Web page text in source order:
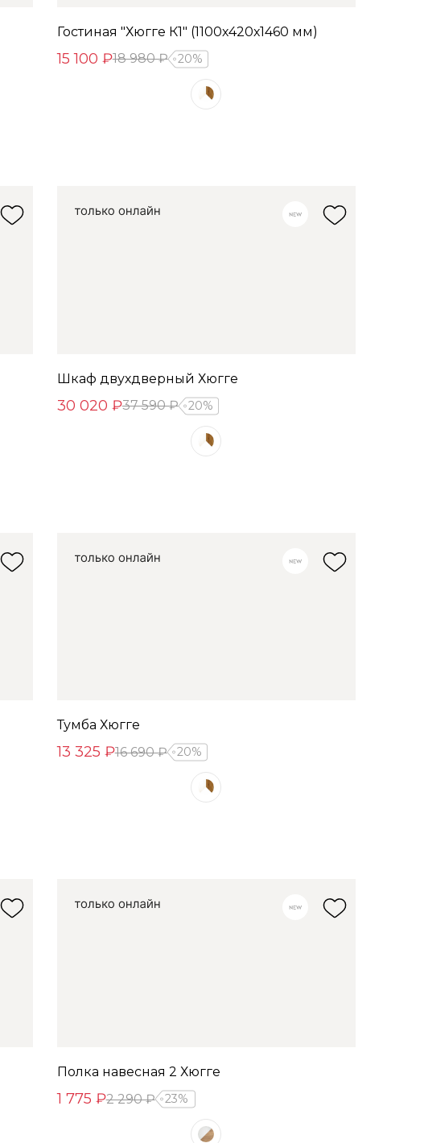
Гостиная "Хюгге К1" (1100х420х1460 мм)
15 100 ₽18 980 ₽ 20%
Шкаф двухдверный Хюгге
30 020 ₽37 590 ₽ 20%
Тумба Хюгге
13 325 ₽16 690 ₽ 20%
Полка навесная 2 Хюгге
1 775 ₽2 290 ₽ 23%